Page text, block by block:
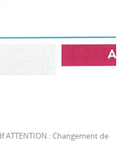
ATTENTION : Changement de